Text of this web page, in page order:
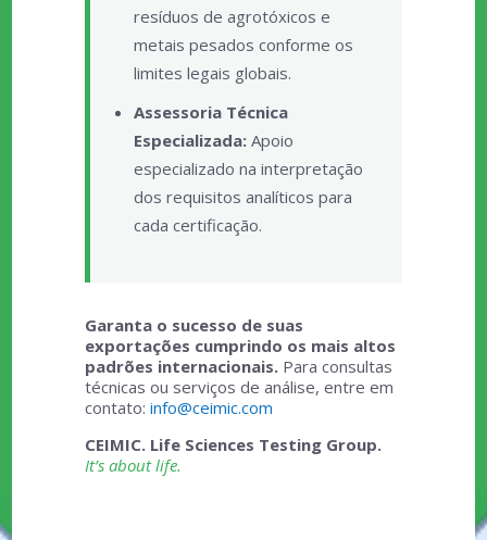
resíduos de agrotóxicos e
metais pesados conforme os
limites legais globais.
Assessoria Técnica
Especializada:Apoio
especializado na interpretação
dos requisitos analíticos para
cada certificação.
Garanta o sucesso de suas
exportações cumprindo os mais altos
padrões internacionais.Para consultas
técnicas ou serviços de análise, entre em
contato: info@ceimic.com
CEIMIC. Life Sciences Testing Group.
It’s about life.